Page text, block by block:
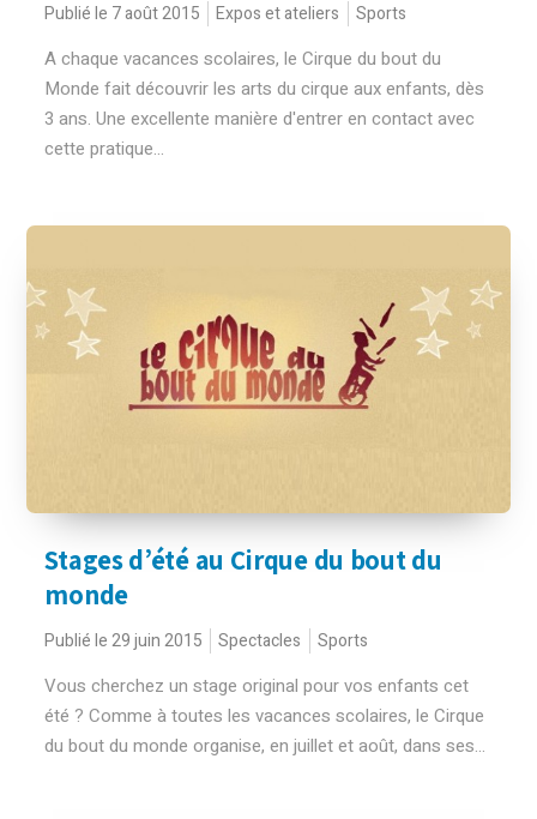
Publié le 7 août 2015 Expos et ateliers Sports
A chaque vacances scolaires, le Cirque du bout du
Monde fait découvrir les arts du cirque aux enfants, dès
3 ans. Une excellente manière d'entrer en contact avec
cette pratique...
Stages d’été au Cirque du bout du
monde
Publié le 29 juin 2015 Spectacles Sports
Vous cherchez un stage original pour vos enfants cet
été ? Comme à toutes les vacances scolaires, le Cirque
du bout du monde organise, en juillet et août, dans ses...